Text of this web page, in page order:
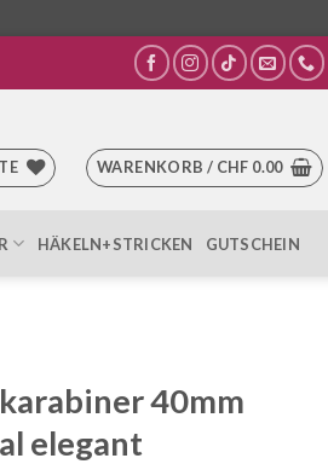
WARENKORB / CHF 0.00
HÄKELN+STRICKEN GUTSCHEIN
40mm
elegant